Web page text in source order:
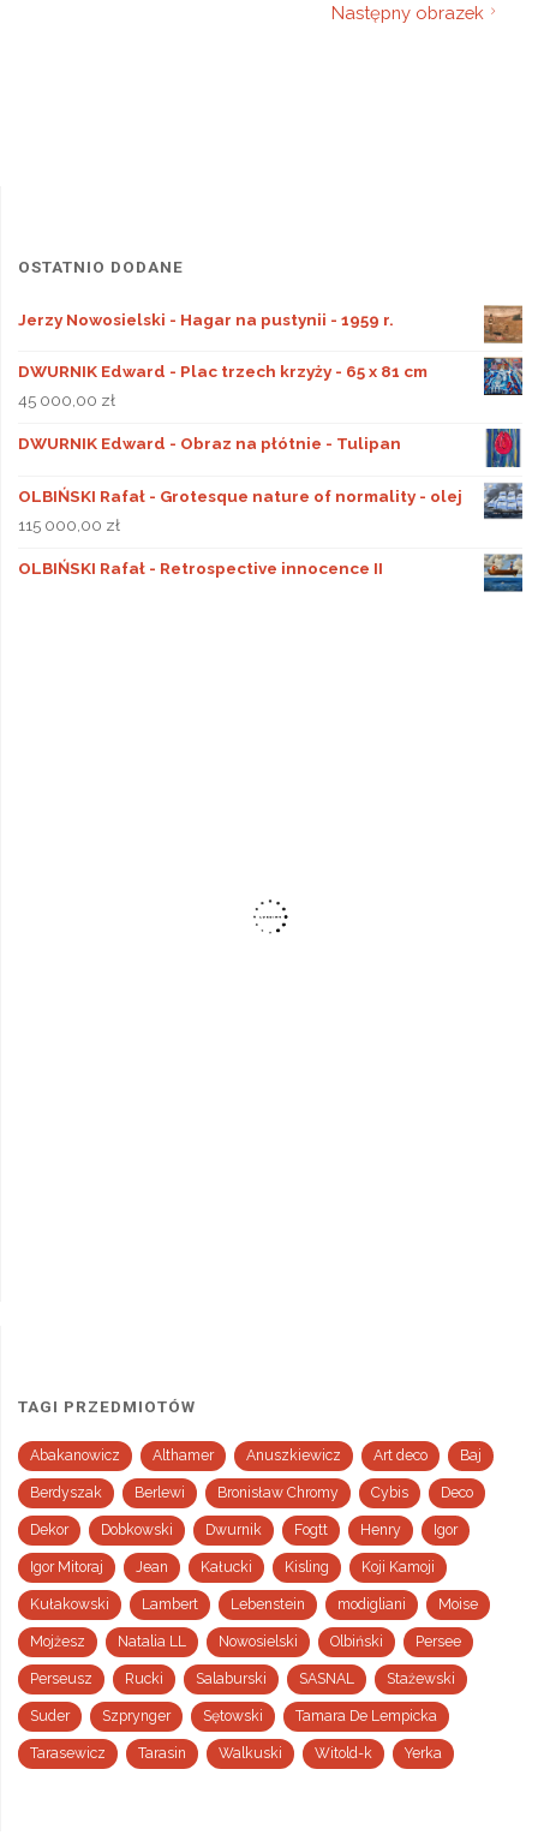
Następny obrazek
OSTATNIO DODANE
Jerzy Nowosielski - Hagar na pustynii - 1959 r.
DWURNIK Edward - Plac trzech krzyży - 65 x 81 cm
45 000,00 zł
DWURNIK Edward - Obraz na płótnie - Tulipan
OLBIŃSKI Rafał - Grotesque nature of normality - olej
115 000,00 zł
OLBIŃSKI Rafał - Retrospective innocence II
TAGI PRZEDMIOTÓW
Abakanowicz Althamer Anuszkiewicz Art deco Baj
Berdyszak Berlewi Bronisław Chromy Cybis Deco
Dekor Dobkowski Dwurnik Fogtt Henry Igor
Igor Mitoraj Jean Kałucki Kisling Koji Kamoji
Kułakowski Lambert Lebenstein modigliani Moise
Mojżesz Natalia LL Nowosielski Olbiński Persee
Perseusz Rucki Salaburski SASNAL Stażewski
Suder Szprynger Sętowski Tamara De Lempicka
Tarasewicz Tarasin Walkuski Witold-k Yerka